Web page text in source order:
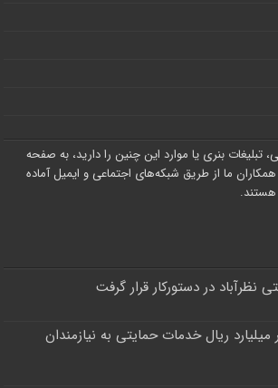
تبلیغات بنری یا موارد این چنین را دارید، به صفحه
ما از طریق شبکه‌های اجتماعی و ایمیل آماده
هستند.
نظرآباد در دستورکار قرار گرفت
ریال خدمات حمایتی به نیازمندان